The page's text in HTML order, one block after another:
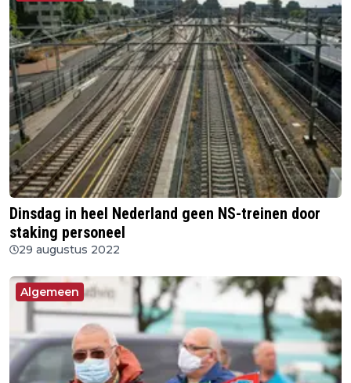
Dinsdag in heel Nederland geen NS-treinen door
staking personeel
29 augustus 2022
Algemeen